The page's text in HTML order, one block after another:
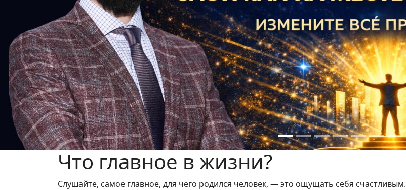
Previous
Что главное в жизни?
Слушайте, самое главное, для чего родился человек, — это ощущать себя счастливым.